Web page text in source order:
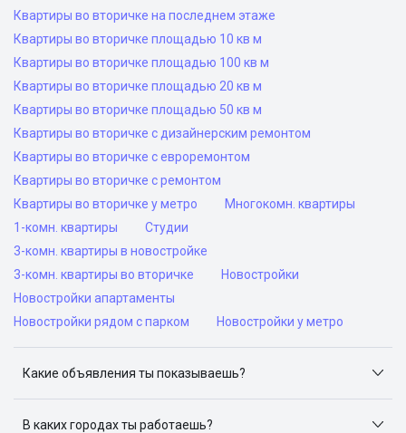
Квартиры во вторичке на последнем этаже
Квартиры во вторичке площадью 10 кв м
Квартиры во вторичке площадью 100 кв м
Квартиры во вторичке площадью 20 кв м
Квартиры во вторичке площадью 50 кв м
Квартиры во вторичке с дизайнерским ремонтом
Квартиры во вторичке с евроремонтом
Квартиры во вторичке с ремонтом
Квартиры во вторичке у метро
Многокомн. квартиры
1-комн. квартиры
Студии
3-комн. квартиры в новостройке
3-комн. квартиры во вторичке
Новостройки
Новостройки апартаменты
Новостройки рядом с парком
Новостройки у метро
Какие объявления ты показываешь?
объявлений: ЦИАН, Домклик, Яндекс.Недвижимость,
В каких городах ты работаешь?